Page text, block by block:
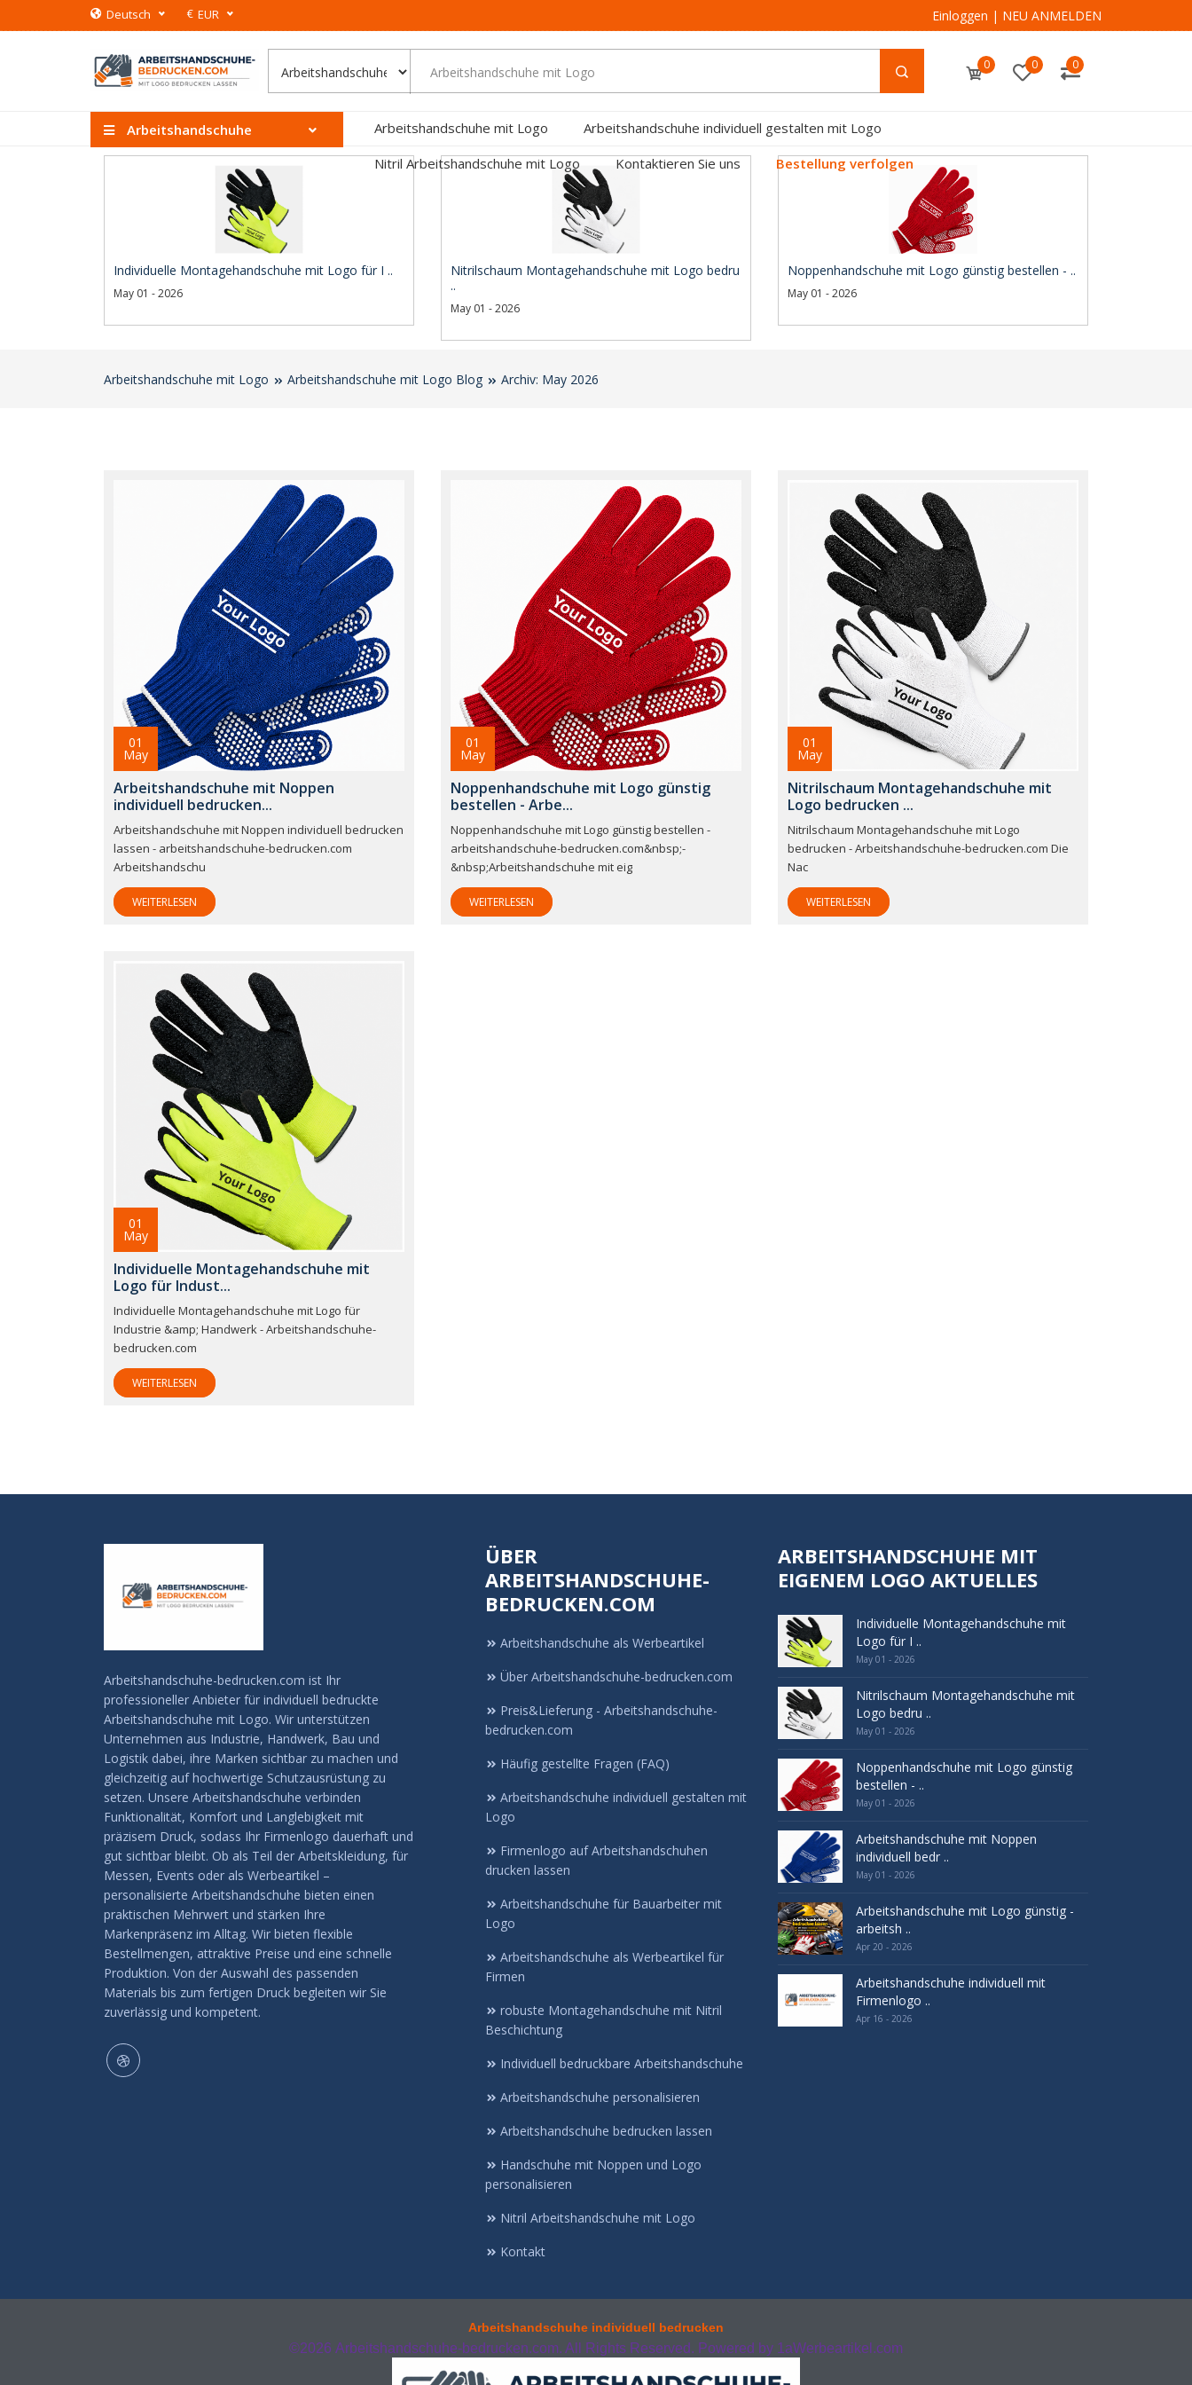
Deutsch € EUR Einloggen | NEU ANMELDEN
0 0 0
Arbeitshandschuhe Arbeitshandschuhe mit Logo
Arbeitshandschuhe individuell gestalten mit Logo
Nitril Arbeitshandschuhe mit Logo
Kontaktieren Sie uns Bestellung verfolgen
Individuelle Montagehandschuhe mit Logo für I ..
May 01 - 2026
Nitrilschaum Montagehandschuhe mit Logo bedru
..
May 01 - 2026
Noppenhandschuhe mit Logo günstig bestellen - ..
May 01 - 2026
Arbeitshandschuhe mit Logo Arbeitshandschuhe mit Logo Blog Archiv: May 2026
01
May
Arbeitshandschuhe mit Noppen
individuell bedrucken...
Arbeitshandschuhe mit Noppen individuell bedrucken
lassen - arbeitshandschuhe-bedrucken.com
Arbeitshandschu
WEITERLESEN
01
May
Noppenhandschuhe mit Logo günstig
bestellen - Arbe...
Noppenhandschuhe mit Logo günstig bestellen -
arbeitshandschuhe-bedrucken.com&nbsp;-
&nbsp;Arbeitshandschuhe mit eig
WEITERLESEN
01
May
Nitrilschaum Montagehandschuhe mit
Logo bedrucken ...
Nitrilschaum Montagehandschuhe mit Logo
bedrucken - Arbeitshandschuhe-bedrucken.com Die
Nac
WEITERLESEN
01
May
Individuelle Montagehandschuhe mit
Logo für Indust...
Individuelle Montagehandschuhe mit Logo für
Industrie &amp; Handwerk - Arbeitshandschuhe-
bedrucken.com
WEITERLESEN
Arbeitshandschuhe-bedrucken.com ist Ihr
professioneller Anbieter für individuell bedruckte
Arbeitshandschuhe mit Logo. Wir unterstützen
Unternehmen aus Industrie, Handwerk, Bau und
Logistik dabei, ihre Marken sichtbar zu machen und
gleichzeitig auf hochwertige Schutzausrüstung zu
setzen. Unsere Arbeitshandschuhe verbinden
Funktionalität, Komfort und Langlebigkeit mit
präzisem Druck, sodass Ihr Firmenlogo dauerhaft und
gut sichtbar bleibt. Ob als Teil der Arbeitskleidung, für
Messen, Events oder als Werbeartikel –
personalisierte Arbeitshandschuhe bieten einen
praktischen Mehrwert und stärken Ihre
Markenpräsenz im Alltag. Wir bieten flexible
Bestellmengen, attraktive Preise und eine schnelle
Produktion. Von der Auswahl des passenden
Materials bis zum fertigen Druck begleiten wir Sie
zuverlässig und kompetent.
ÜBER
ARBEITSHANDSCHUHE-
BEDRUCKEN.COM
Arbeitshandschuhe als Werbeartikel
Über Arbeitshandschuhe-bedrucken.com
Preis&Lieferung - Arbeitshandschuhe-
bedrucken.com
Häufig gestellte Fragen (FAQ)
Arbeitshandschuhe individuell gestalten mit
Logo
Firmenlogo auf Arbeitshandschuhen
drucken lassen
Arbeitshandschuhe für Bauarbeiter mit
Logo
Arbeitshandschuhe als Werbeartikel für
Firmen
robuste Montagehandschuhe mit Nitril
Beschichtung
Individuell bedruckbare Arbeitshandschuhe
Arbeitshandschuhe personalisieren
Arbeitshandschuhe bedrucken lassen
Handschuhe mit Noppen und Logo
personalisieren
Nitril Arbeitshandschuhe mit Logo
Kontakt
ARBEITSHANDSCHUHE MIT
EIGENEM LOGO AKTUELLES
Individuelle Montagehandschuhe mit
Logo für I ..
May 01 - 2026
Nitrilschaum Montagehandschuhe mit
Logo bedru ..
May 01 - 2026
Noppenhandschuhe mit Logo günstig
bestellen - ..
May 01 - 2026
Arbeitshandschuhe mit Noppen
individuell bedr ..
May 01 - 2026
Arbeitshandschuhe mit Logo günstig -
arbeitsh ..
Apr 20 - 2026
Arbeitshandschuhe individuell mit
Firmenlogo ..
Apr 16 - 2026
Arbeitshandschuhe individuell bedrucken
©2026 Arbeitshandschuhe-bedrucken.com. All Rights Reserved. Powered by 1aWerbeartikel.com